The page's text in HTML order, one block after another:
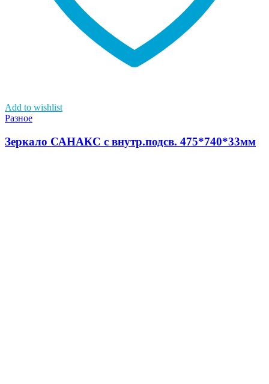
Add to wishlist
Разное
Зеркало САНАКС с внутр.подсв. 475*740*33мм